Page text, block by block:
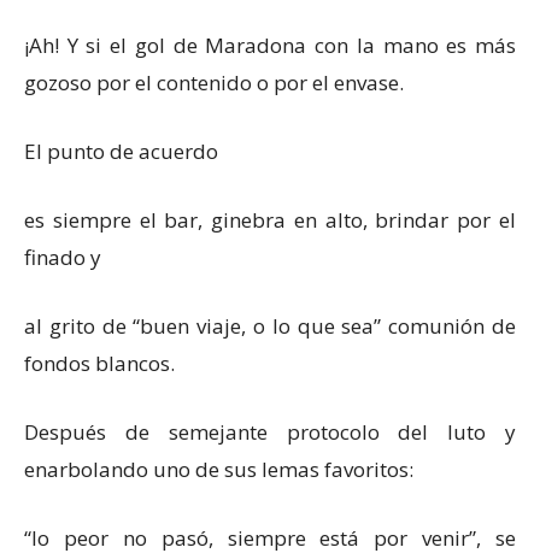
¡Ah! Y si el gol de Maradona con la mano es más
gozoso por el contenido o por el envase.
El punto de acuerdo
es siempre el bar, ginebra en alto, brindar por el
finado y
al grito de “buen viaje, o lo que sea” comunión de
fondos blancos.
Después de semejante protocolo del luto y
enarbolando uno de sus lemas favoritos:
“lo peor no pasó, siempre está por venir”, se